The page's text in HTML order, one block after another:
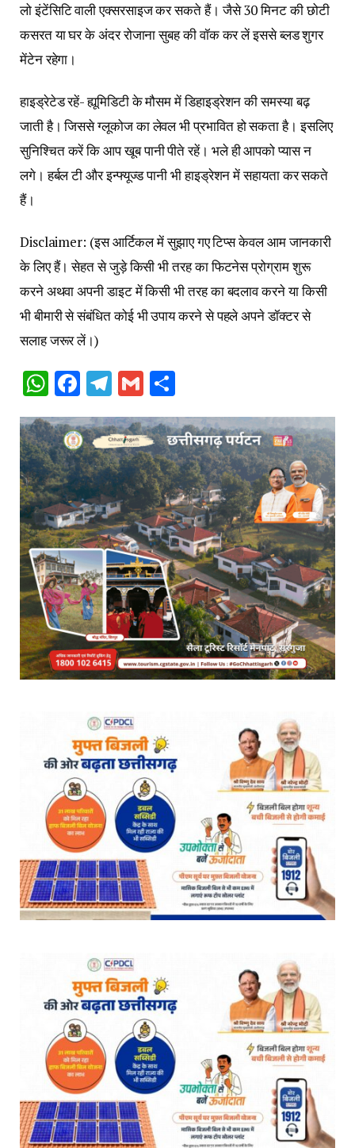
लो इंटेंसिटि वाली एक्सरसाइज कर सकते हैं। जैसे 30 मिनट की छोटी
कसरत या घर के अंदर रोजाना सुबह की वॉक कर लें इससे ब्लड शुगर
मेंटेन रहेगा।
हाइड्रेटेड रहें- ह्यूमिडिटी के मौसम में डिहाइड्रेशन की समस्या बढ़
जाती है। जिससे ग्लूकोज का लेवल भी प्रभावित हो सकता है। इसलिए
सुनिश्चित करें कि आप खूब पानी पीते रहें। भले ही आपको प्यास न
लगे। हर्बल टी और इन्फ्यूज्ड पानी भी हाइड्रेशन में सहायता कर सकते
हैं।
Disclaimer: (इस आर्टिकल में सुझाए गए टिप्स केवल आम जानकारी
के लिए हैं। सेहत से जुड़े किसी भी तरह का फिटनेस प्रोग्राम शुरू
करने अथवा अपनी डाइट में किसी भी तरह का बदलाव करने या किसी
भी बीमारी से संबंधित कोई भी उपाय करने से पहले अपने डॉक्टर से
सलाह जरूर लें।)
WhatsApp
Facebook
Telegram
Gmail